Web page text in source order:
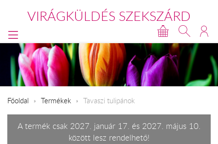
VIRÁGKÜLDÉS SZEKSZÁRD
Főoldal Termékek Tavaszi tulipánok
A termék csak 2027. január 17. és 2027. május 10.
között lesz rendelhető!